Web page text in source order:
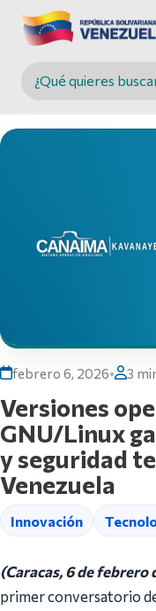
Buscar en
febrero 6, 2026• 3
Versiones
GNU/Linux
y seguridad
Venezuela
Innovación
(Caracas, 6 de febrero
primer conversatorio